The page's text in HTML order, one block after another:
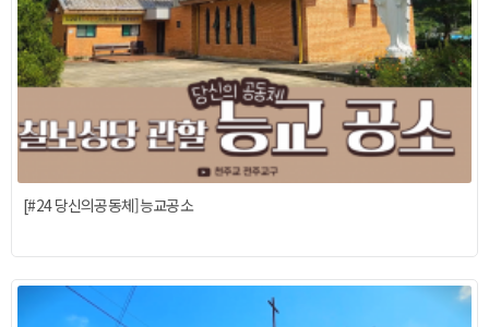
[#24 당신의공동체]능교공소